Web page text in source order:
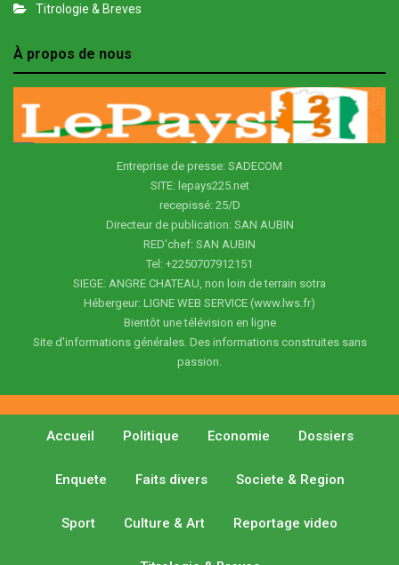
Titrologie & Breves
À propos de nous
Entreprise de presse: SADECOM
SITE: lepays225.net
recepissé: 25/D
Directeur de publication: SAN AUBIN
RED'chef: SAN AUBIN
Tel: +2250707912151
SIEGE: ANGRE CHATEAU, non loin de terrain sotra
Hébergeur: LIGNE WEB SERVICE (www.lws.fr)
Bientôt une télévision en ligne
Site d'informations générales. Des informations construites sans
passion.
Accueil Politique Economie Dossiers
Enquete Faits divers Societe & Region
Sport Culture & Art Reportage video